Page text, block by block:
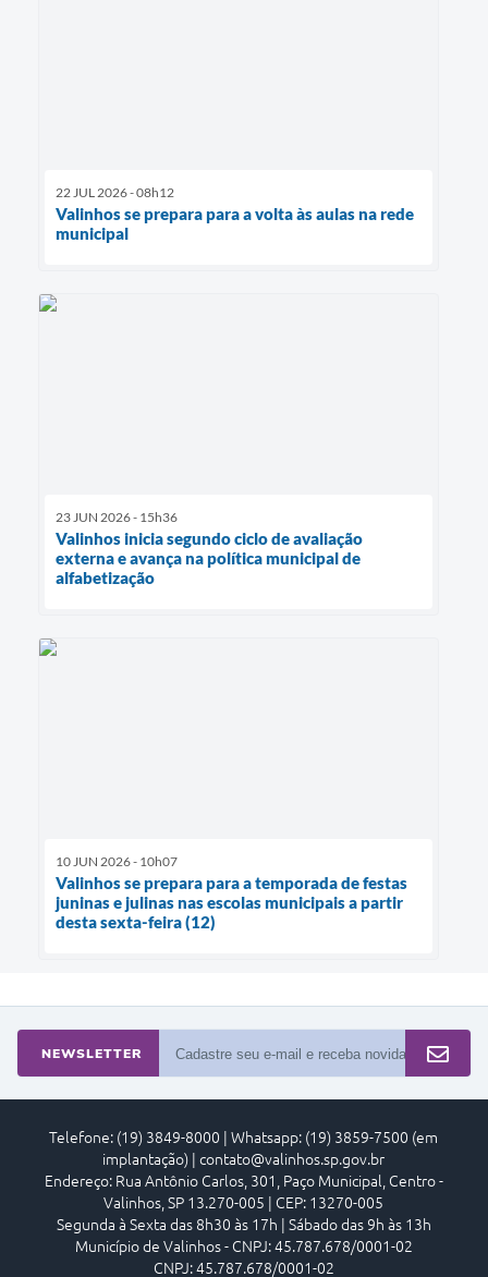
22 JUL 2026 - 08h12
Valinhos se prepara para a volta às aulas na rede
municipal
23 JUN 2026 - 15h36
Valinhos inicia segundo ciclo de avaliação
externa e avança na política municipal de
alfabetização
10 JUN 2026 - 10h07
Valinhos se prepara para a temporada de festas
juninas e julinas nas escolas municipais a partir
desta sexta-feira (12)
NEWSLETTER
Telefone: (19) 3849-8000 | Whatsapp: (19) 3859-7500 (em
implantação) | contato@valinhos.sp.gov.br
Endereço: Rua Antônio Carlos, 301, Paço Municipal, Centro -
Valinhos, SP 13.270-005 | CEP: 13270-005
Segunda à Sexta das 8h30 às 17h | Sábado das 9h às 13h
Município de Valinhos - CNPJ: 45.787.678/0001-02
CNPJ: 45.787.678/0001-02